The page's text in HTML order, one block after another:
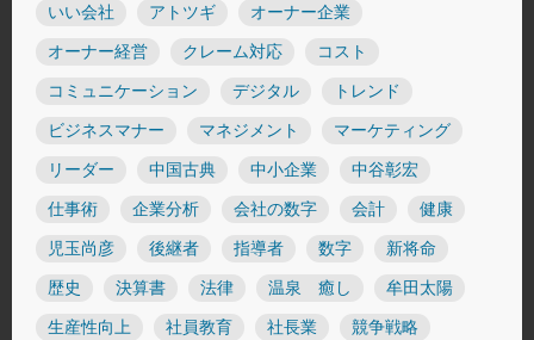
いい会社 アトツギ オーナー企業
オーナー経営 クレーム対応 コスト
コミュニケーション デジタル トレンド
ビジネスマナー マネジメント マーケティング
リーダー 中国古典 中小企業 中谷彰宏
仕事術 企業分析 会社の数字 会計 健康
児玉尚彦 後継者 指導者 数字 新将命
歴史 決算書 法律 温泉 癒し 牟田太陽
生産性向上 社員教育 社長業 競争戦略